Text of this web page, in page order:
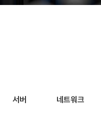
서버 네트워크